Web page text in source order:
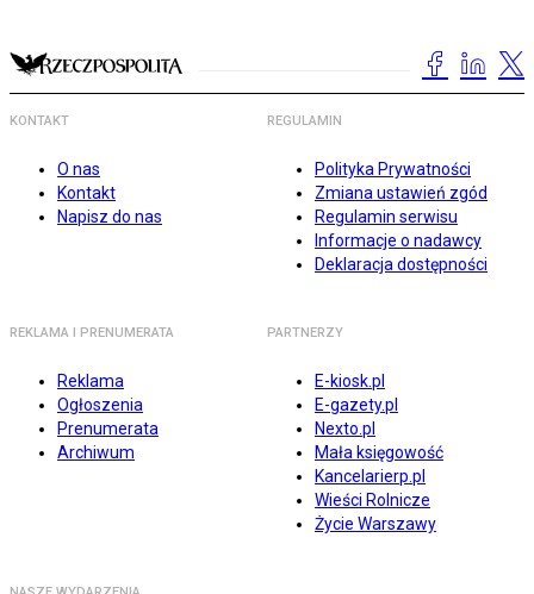
KONTAKT
O nas
Kontakt
Napisz do nas
REGULAMIN
Polityka Prywatności
Zmiana ustawień zgód
Regulamin serwisu
Informacje o nadawcy
Deklaracja dostępności
REKLAMA I PRENUMERATA
Reklama
Ogłoszenia
Prenumerata
Archiwum
PARTNERZY
E-kiosk.pl
E-gazety.pl
Nexto.pl
Mała księgowość
Kancelarierp.pl
Wieści Rolnicze
Życie Warszawy